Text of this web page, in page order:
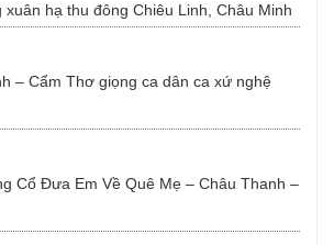
hạ thu đông Chiêu Linh, Châu Minh
– Cẩm Thơ giọng ca dân ca xứ nghệ
Cổ Đưa Em Về Quê Mẹ – Châu Thanh –